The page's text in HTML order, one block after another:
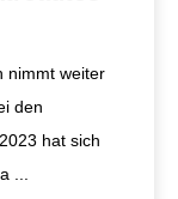
nimmt weiter
den
hat sich